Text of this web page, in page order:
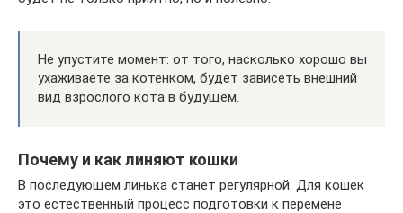
Не упустите момент: от того, насколько хорошо вы
ухаживаете за котенком, будет зависеть внешний
вид взрослого кота в будущем.
Почему и как линяют кошки
В последующем линька станет регулярной. Для кошек
это естественный процесс подготовки к перемене